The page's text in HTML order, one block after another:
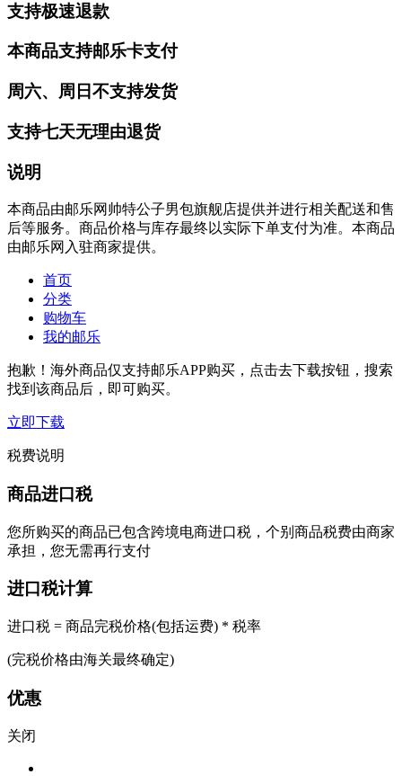
支持极速退款
本商品支持邮乐卡支付
周六、周日不支持发货
支持七天无理由退货
说明
本商品由邮乐网帅特公子男包旗舰店提供并进行相关配送和售
后等服务。商品价格与库存最终以实际下单支付为准。本商品
由邮乐网入驻商家提供。
首页
分类
购物车
我的邮乐
抱歉！海外商品仅支持邮乐APP购买，点击去下载按钮，搜索
找到该商品后，即可购买。
立即下载
税费说明
商品进口税
您所购买的商品已包含跨境电商进口税，个别商品税费由商家
承担，您无需再行支付
进口税计算
进口税 = 商品完税价格(包括运费) * 税率
(完税价格由海关最终确定)
优惠
关闭